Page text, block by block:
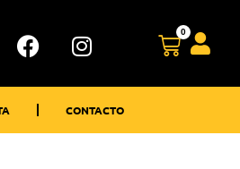
0
CONTACTO